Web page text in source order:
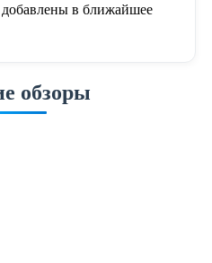
в ближайшее
обзоры